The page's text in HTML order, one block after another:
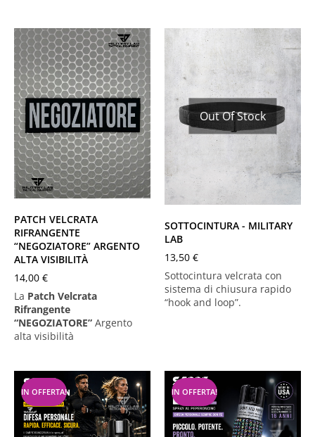
PATCH VELCRATA
RIFRANGENTE
“NEGOZIATORE” ARGENTO
ALTA VISIBILITÀ
14,00 €
La Patch Velcrata
Rifrangente
“NEGOZIATORE” Argento
alta visibilità
Nero
XS
L
Out Of Stock
SOTTOCINTURA - MILITARY
LAB
13,50 €
Sottocintura velcrata con
sistema di chiusura rapido
“hook and loop”.
IN OFFERTA! IN OFFERTA!